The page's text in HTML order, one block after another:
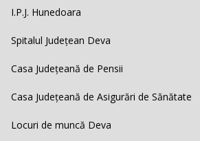
I.P.J. Hunedoara
Spitalul Județean Deva
Casa Județeană de Pensii
Casa Județeană de Asigurări de Sănătate
Locuri de muncă Deva